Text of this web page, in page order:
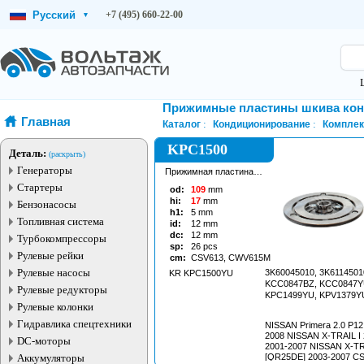
Русский ▾ +7 (495) 660-22-00
Главная
Деталь: (раскрыть)
Генераторы
Стартеры
Бензонасосы
Топливная система
Турбокомпрессоры
Рулевые рейки
Рулевые насосы
Рулевые редукторы
Рулевые колонки
Гидравлика спецтехники
DC-моторы
Аккумуляторы
Прижимные пластины шкива
Каталог Кондиционирование
KPC1500
Прижимная пластина
od:
109 mm
hi:
17 mm
h1:
5 mm
id:
12 mm
dc:
12 mm
sp:
26 pcs
cm: CSV613, CWV615M
KR KPC1500YU
3K60045010,
KCC0847BZ,
KPC1499YU,
NISSAN Primera 2.0 P12 [QR20DE]
2008 NISSAN X-TRAIL I 2.0 T30 [QR20DE]
2001-2007 NISSAN X-TRAIL I 2.5 T30
[QR25DE] 2003-2007 CSV613 7SBU17